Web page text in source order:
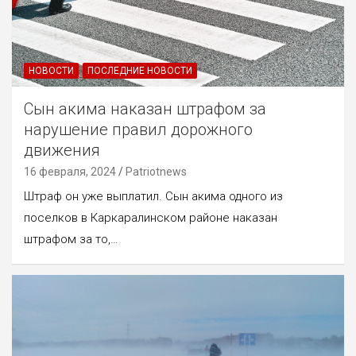
НОВОСТИ ПОСЛЕДНИЕ НОВОСТИ
Сын акима наказан штрафом за
нарушение правил дорожного
движения
16 февраля, 2024 Patriotnews
Штраф он уже выплатил. Сын акима одного из
поселков в Каркаралинском районе наказан
штрафом за то,…